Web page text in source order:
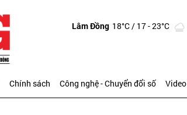
Lâm Đồng 18°C/ 17 - 23°C
Chính sách Công nghệ - Chuyển đổi số Video